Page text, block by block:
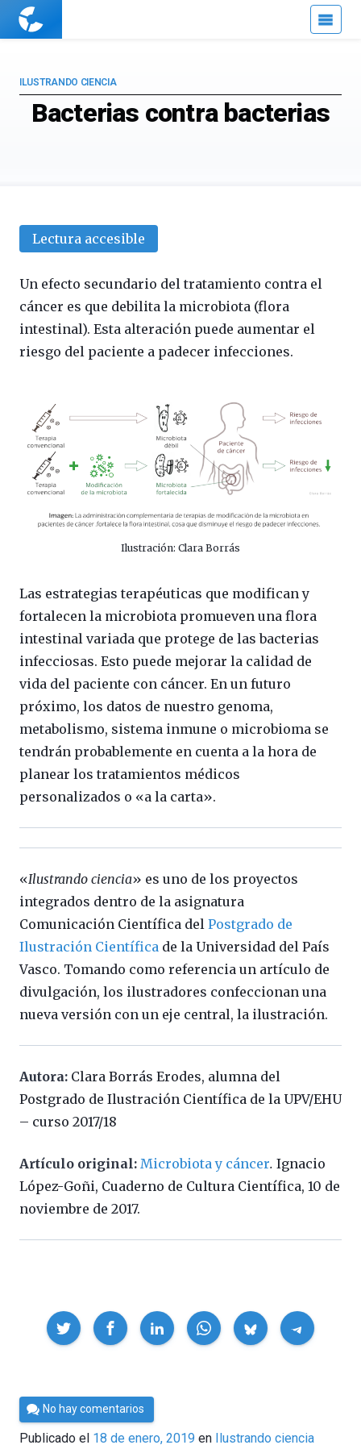
Cuaderno
Bacterias contra bacterias
ILUSTRANDO CIENCIA
Lectura accesible
Un efecto secundario del tratamiento contra el
cáncer es que debilita la microbiota (flora
intestinal). Esta alteración puede aumentar el
riesgo del paciente a padecer infecciones.
Ilustración: Clara Borrás
Las estrategias terapéuticas que modifican y
fortalecen la microbiota promueven una flora
intestinal variada que protege de las bacterias
infecciosas. Esto puede mejorar la calidad de
vida del paciente con cáncer. En un futuro
próximo, los datos de nuestro genoma,
metabolismo, sistema inmune o microbioma se
tendrán probablemente en cuenta a la hora de
planear los tratamientos médicos
personalizados o «a la carta».
«Ilustrando ciencia» es uno de los proyectos
integrados dentro de la asignatura
Comunicación Científica del Postgrado de
Ilustración Científica de la Universidad del País
Vasco. Tomando como referencia un artículo de
divulgación, los ilustradores confeccionan una
nueva versión con un eje central, la ilustración.
Autora: Clara Borrás Erodes, alumna del
Postgrado de Ilustración Científica de la UPV/EHU
– curso 2017/18
Artículo original: Microbiota y cáncer. Ignacio
López-Goñi, Cuaderno de Cultura Científica, 10 de
noviembre de 2017.
Compartir
Por
César
No hay comentarios
Publicado el 18 de enero, 2019 en Ilustrando ciencia